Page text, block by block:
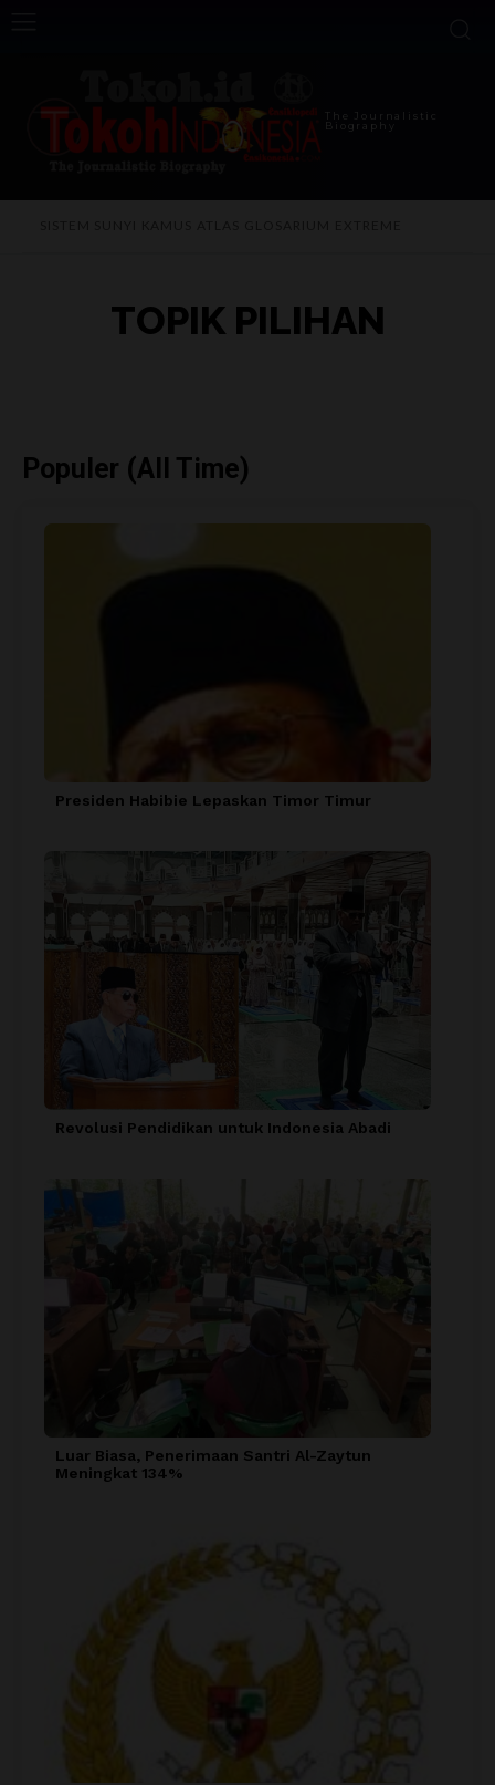
The Journalistic
Biography
TOPIK PILIHAN
Populer (All Time)
Presiden Habibie Lepaskan Timor Timur
Revolusi Pendidikan untuk Indonesia Abadi
Luar Biasa, Penerimaan Santri Al-Zaytun
Meningkat 134%